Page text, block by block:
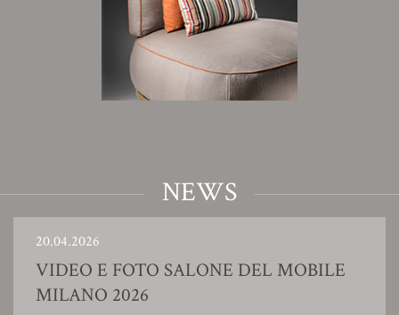
NEWS
E FOTO SALONE DEL MOBILE
2026